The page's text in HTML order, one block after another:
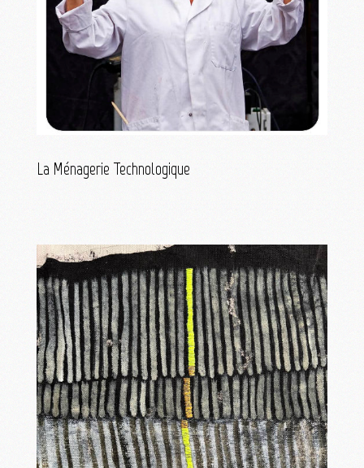
La Ménagerie Technologique